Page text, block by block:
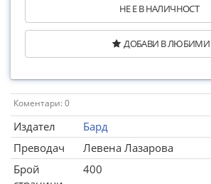
НЕ Е В НАЛИЧНОСТ
ДОБАВИ В ЛЮБИМИ
Коментари: 0
Издател
Бард
Преводач
Левена Лазарова
Брой
400